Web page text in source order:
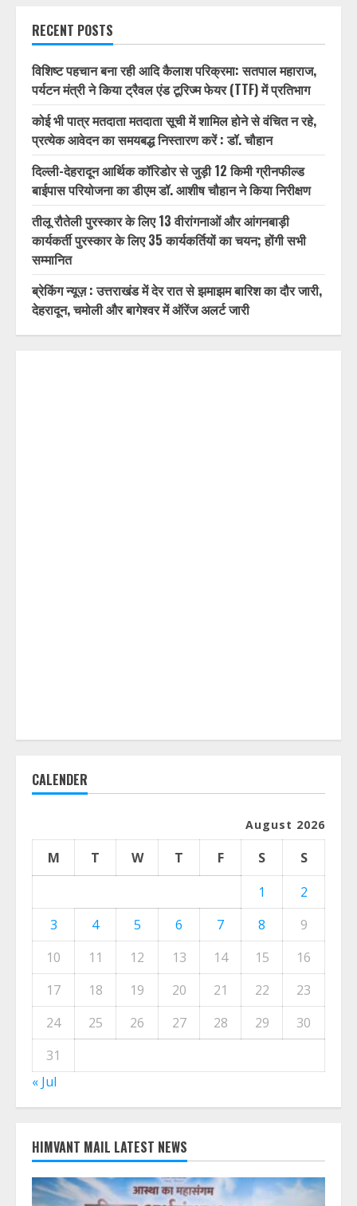
RECENT POSTS
विशिष्ट पहचान बना रही आदि कैलाश परिक्रमा: सतपाल महाराज,
पर्यटन मंत्री ने किया ट्रैवल एंड टूरिज्म फेयर (TTF) में प्रतिभाग
कोई भी पात्र मतदाता मतदाता सूची में शामिल होने से वंचित न रहे,
प्रत्येक आवेदन का समयबद्ध निस्तारण करें : डॉ. चौहान
दिल्ली-देहरादून आर्थिक कॉरिडोर से जुड़ी 12 किमी ग्रीनफील्ड
बाईपास परियोजना का डीएम डॉ. आशीष चौहान ने किया निरीक्षण
तीलू रौतेली पुरस्कार के लिए 13 वीरांगनाओं और आंगनबाड़ी
कार्यकर्ती पुरस्कार के लिए 35 कार्यकर्तियों का चयन; होंगी सभी
सम्मानित
ब्रेकिंग न्यूज़ : उत्तराखंड में देर रात से झमाझम बारिश का दौर जारी,
देहरादून, चमोली और बागेश्वर में ऑरेंज अलर्ट जारी
CALENDER
August 2026
M T W T F S
S
1
2
3
4 5 6 7 8
9
10
11 12 13 14 15
16
17
18 19 20 21 22
23
24
25 26 27 28 29
30
31
« Jul
HIMVANT MAIL LATEST NEWS